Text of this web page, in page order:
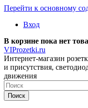
Перейти к основному
Вход
В корзине пока нет
VIProzetki.ru
Интернет-магазин
и присутствия,
движения